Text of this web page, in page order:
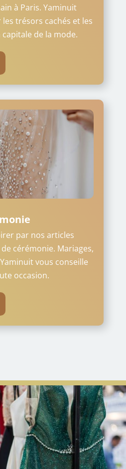
à Paris. Yaminuit
trésors cachés et les
de la mode.
par nos articles
cérémonie. Mariages,
vous conseille
occasion.